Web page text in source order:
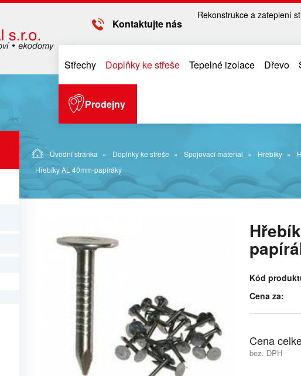
Rekonstrukce a zateplení
Kontaktujte nás
Střechy Doplňky ke střeše Tepelné izolace Dřevo
Prodejny
Úvodní stránka Doplňky ke střeše Spojovací material Hřebíky
Hřebíky AL 40mm-papíráky
Kód
Cena za:
Cena
bez. DPH